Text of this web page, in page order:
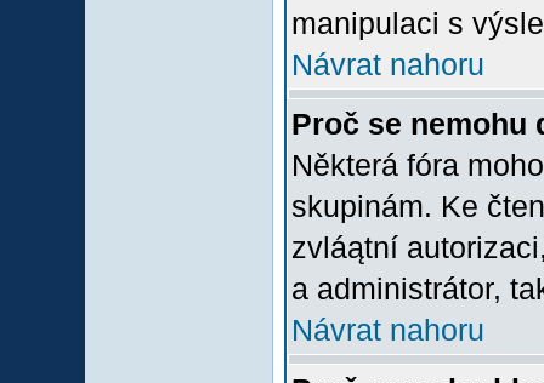
manipulaci s
Návrat nahoru
Proč se nemohu
Některá fóra
skupinám. Ke
zvláątní
a administrátor,
Návrat nahoru